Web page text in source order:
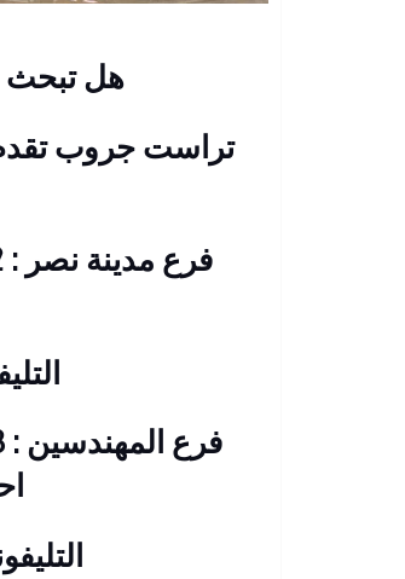
هل تبحث
تراست جروب تقدم
التليفونات
التليفونات :